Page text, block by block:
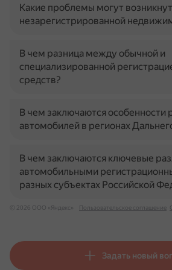
Какие проблемы могут
незарегистрированной
В чем разница между обычной и
специализированной
средств?
В чем заключаются особенности
автомобилей в регионах
В чем заключаются ключевые
автомобильными
разных субъектах Российской
© 2026 ООО «Яндекс» Пользовательское соглашение
Задать новый